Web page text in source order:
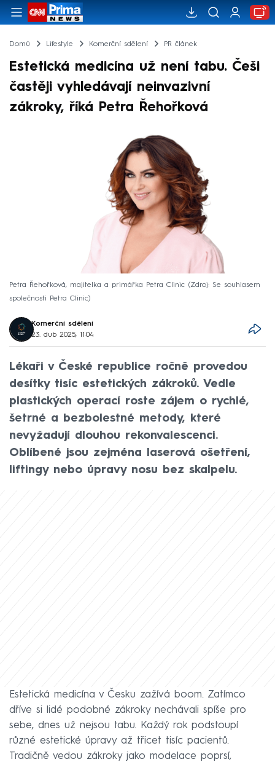
Domů Lifestyle Komerční sdělení PR článek
Estetická medicína už není tabu. Češi
častěji vyhledávají neinvazivní
zákroky, říká Petra Řehořková
Petra Řehořková, majitelka a primářka Petra Clinic
Zdroj: Se souhlasem
společnosti Petra Clinic
Komerční sdělení
23. dub 2025, 11:04
Lékaři v České republice ročně provedou
desítky tisíc estetických zákroků. Vedle
plastických operací roste zájem o rychlé,
šetrné a bezbolestné metody, které
nevyžadují dlouhou rekonvalescenci.
Oblíbené jsou zejména laserová ošetření,
liftingy nebo úpravy nosu bez skalpelu.
Estetická medicína v Česku zažívá boom. Zatímco
dříve si lidé podobné zákroky nechávali spíše pro
sebe, dnes už nejsou tabu. Každý rok podstoupí
různé estetické úpravy až třicet tisíc pacientů.
Tradičně vedou zákroky jako modelace poprsí,